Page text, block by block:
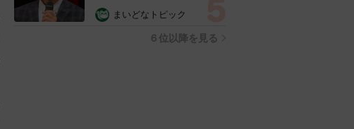
所漫才師が譲渡の意向
まいどなトピック
６位以降を見る